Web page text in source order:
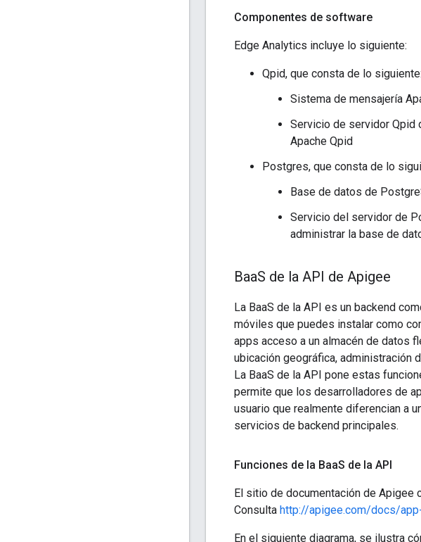
Componentes de software
Edge Analytics incluye lo siguiente:
Qpid, que consta de lo siguiente:
Sistema de mensajería
Servicio de servidor Qpid
Apache Qpid
Postgres, que consta de lo
Base de datos de
Servicio del servidor de
administrar la base de
BaaS de la API de Apigee
La BaaS de la API es un backend
móviles que puedes instalar como
apps acceso a un almacén de datos
ubicación geográfica, administración
La BaaS de la API pone estas
permite que los desarrolladores de
usuario que realmente diferencian a
servicios de backend principales.
Funciones de la BaaS de la API
El sitio de documentación de Apigee
Consulta http://apigee.com/docs/
En el siguiente diagrama, se ilustra